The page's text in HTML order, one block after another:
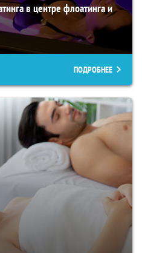
в центре флоатинга и
ПОДРОБНЕЕ